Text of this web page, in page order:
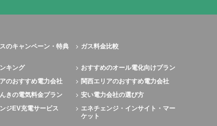
のキャンペーン・特典
ガス料金比較
キング
おすすめのオール電化向けプラン
のおすすめ電力会社
関西エリアのおすすめ電力会社
んきの電気料金プラン
安い電力会社の選び方
ジEV充電サービス
エネチェンジ・インサイト・マー
ケット